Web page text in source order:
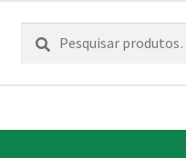
Pesquisar
por:
Pesquisa